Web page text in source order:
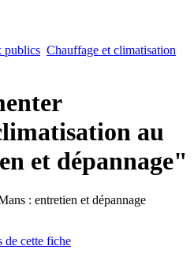
publics Chauffage et climatisation
au
et dépannage"
de cette fiche